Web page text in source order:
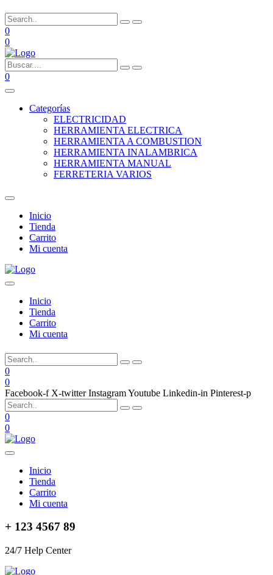
0
0
0
Categorías
ELECTRICIDAD
HERRAMIENTA ELECTRICA
HERRAMIENTA A COMBUSTION
HERRAMIENTA INALAMBRICA
HERRAMIENTA MANUAL
FERRETERIA VARIOS
Inicio
Tienda
Carrito
Mi cuenta
Inicio
Tienda
Carrito
Mi cuenta
0
0
Facebook-f X-twitter InstagramYoutube Linkedin-in Pinterest-p
0
0
Inicio
Tienda
Carrito
Mi cuenta
+ 123 4567 89
24/7 Help Center